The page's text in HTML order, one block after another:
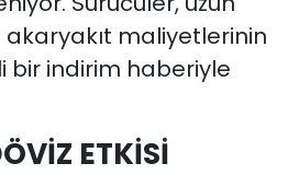
maliyetlerinin
bir indirim haberiyle
ETKİSİ